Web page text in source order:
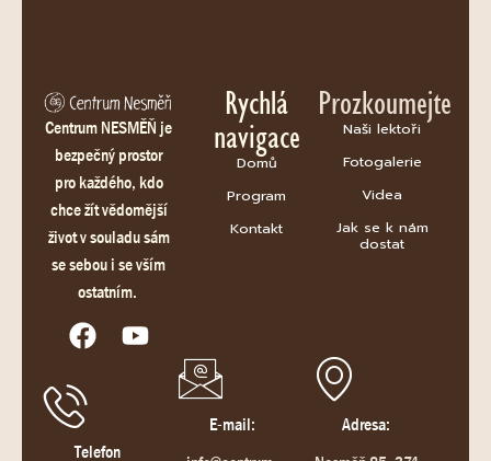
Centrum NESMĚŇ je
bezpečný prostor
pro každého, kdo
chce žít vědomější
život v souladu sám
se sebou i se vším
ostatním.
Rychlá
navigace
Domů
Program
Kontakt
Prozkoumejte
Naši lektoři
Fotogalerie
Videa
Jak se k nám
dostat
Telefon
E-mail:
Adresa: